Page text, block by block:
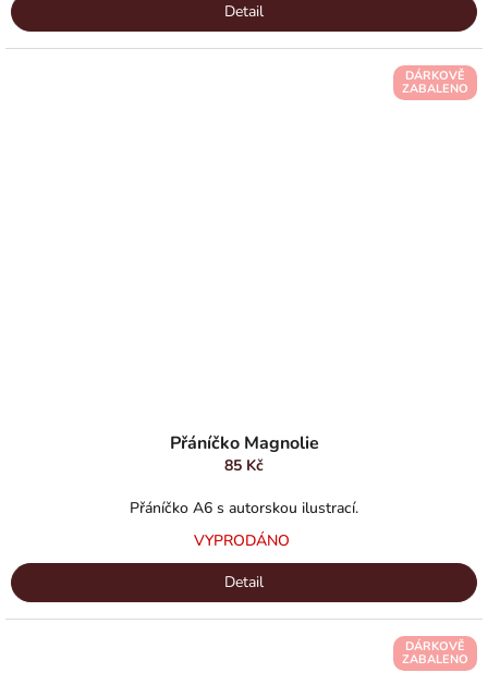
Detail
DÁRKOVĚ
ZABALENO
Přáníčko Magnolie
85 Kč
Přáníčko A6 s autorskou ilustrací.
VYPRODÁNO
Detail
DÁRKOVĚ
ZABALENO